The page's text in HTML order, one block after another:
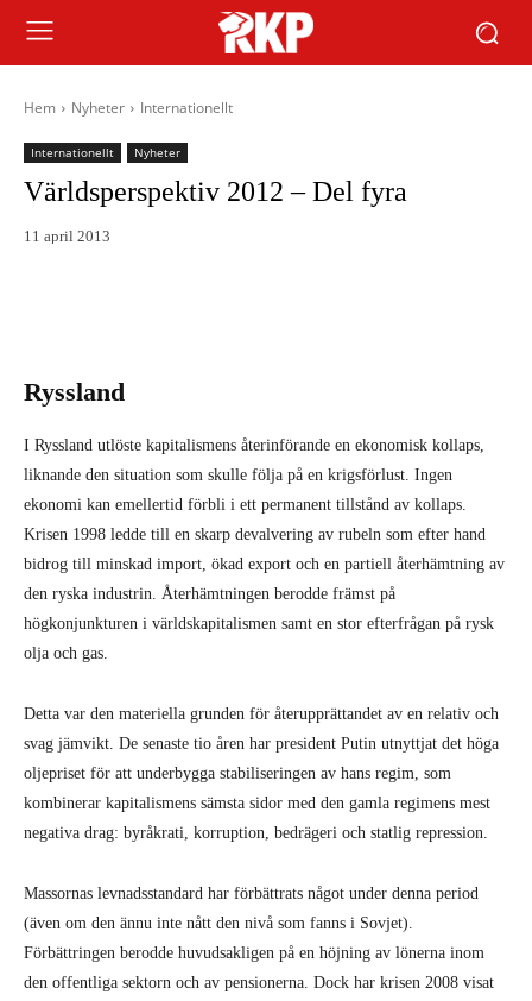
Hem Nyheter Internationellt
Internationellt Nyheter
Världsperspektiv 2012 – Del fyra
11 april 2013
Ryssland
I Ryssland utlöste kapitalismens återinförande en ekonomisk kollaps,
liknande den situation som skulle följa på en krigsförlust. Ingen
ekonomi kan emellertid förbli i ett permanent tillstånd av kollaps.
Krisen 1998 ledde till en skarp devalvering av rubeln som efter hand
bidrog till minskad import, ökad export och en partiell återhämtning av
den ryska industrin. Återhämtningen berodde främst på
högkonjunkturen i världskapitalismen samt en stor efterfrågan på rysk
olja och gas.
Detta var den materiella grunden för återupprättandet av en relativ och
svag jämvikt. De senaste tio åren har president Putin utnyttjat det höga
oljepriset för att underbygga stabiliseringen av hans regim, som
kombinerar kapitalismens sämsta sidor med den gamla regimens mest
negativa drag: byråkrati, korruption, bedrägeri och statlig repression.
Massornas levnadsstandard har förbättrats något under denna period
(även om den ännu inte nått den nivå som fanns i Sovjet).
Förbättringen berodde huvudsakligen på en höjning av lönerna inom
den offentliga sektorn och av pensionerna. Dock har krisen 2008 visat